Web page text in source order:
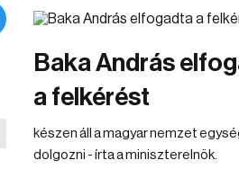
Baka András
a felkérést
készen áll a magyar nemzet
dolgozni - írta a miniszterelnök.